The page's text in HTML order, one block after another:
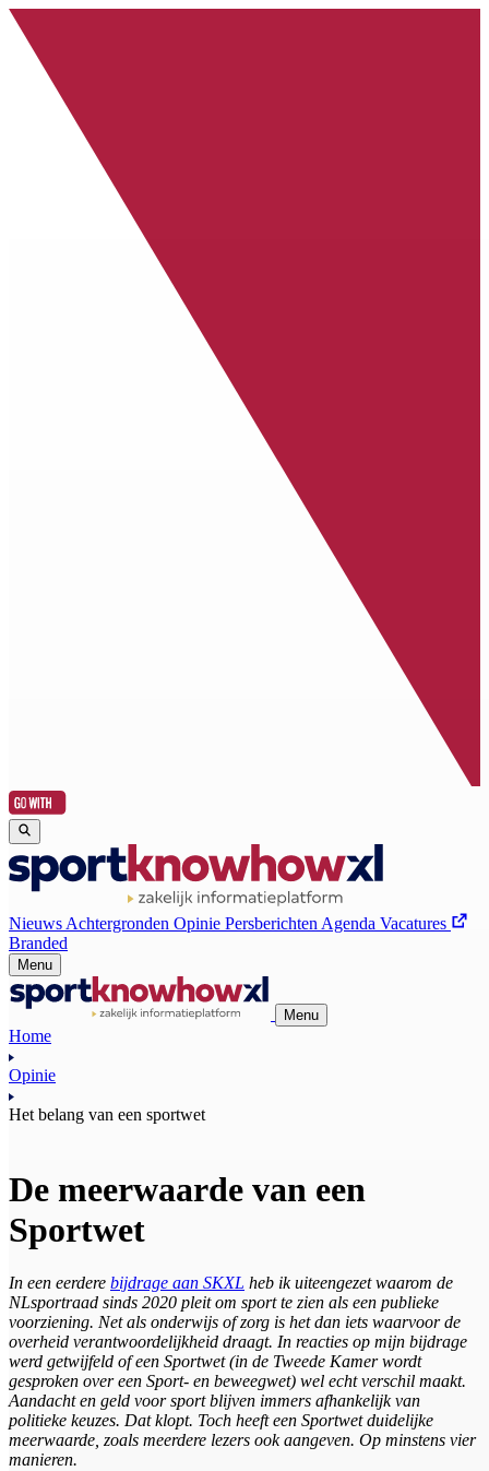
Nieuws Achtergronden Opinie Persberichten Agenda Vacatures
Branded
Menu
Menu
Home
Opinie
Het belang van een sportwet
De meerwaarde van een
Sportwet
In een eerdere bijdrage aan SKXL heb ik uiteengezet waarom de
NLsportraad sinds 2020 pleit om sport te zien als een publieke
voorziening. Net als onderwijs of zorg is het dan iets waarvoor de
overheid verantwoordelijkheid draagt. In reacties op mijn bijdrage
werd getwijfeld of een Sportwet (in de Tweede Kamer wordt
gesproken over een Sport- en beweegwet) wel echt verschil maakt.
Aandacht en geld voor sport blijven immers afhankelijk van
politieke keuzes. Dat klopt. Toch heeft een Sportwet duidelijke
meerwaarde, zoals meerdere lezers ook aangeven. Op minstens vier
manieren.